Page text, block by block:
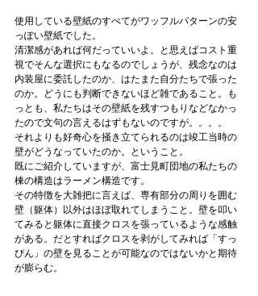
使用している壁紙のすべてがワッフルパターンの安
っぽい壁紙でした。
清潔感があれば何だっていいよ。と思えばコスト重
視でそんな選択にもなるのでしょうが、残念なのは
内装屋に委託したのか、はたまた自分たちで張った
のか。どうにも判断できないほど雑であること。も
っとも、私たちはその壁紙を残すつもりなどなかっ
たので文句の言えるはずもないのですが。。。。
それよりも好奇心を掻き立てられるのは竣工当時の
壁がどうなっていたのか。ということ。
既にご紹介していますが、富士見町団地の私たちの
棟の構造はラーメン構造です。
その特徴を大雑把に言えば、専有部分の周りを囲む
壁（躯体）以外はほぼ取れてしまうこと。壁を叩い
てみると躯体に直接クロスを張っているような感触
がある。だとすればクロスを剥がしてみれば「すっ
ぴん」の壁を見ることが可能なのではないかと期待
が膨らむ。